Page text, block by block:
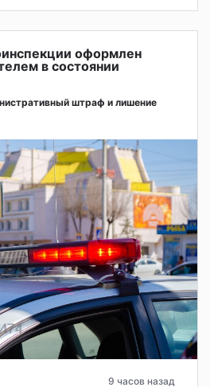
оформлен
в состоянии
штраф и лишение
9 часов назад